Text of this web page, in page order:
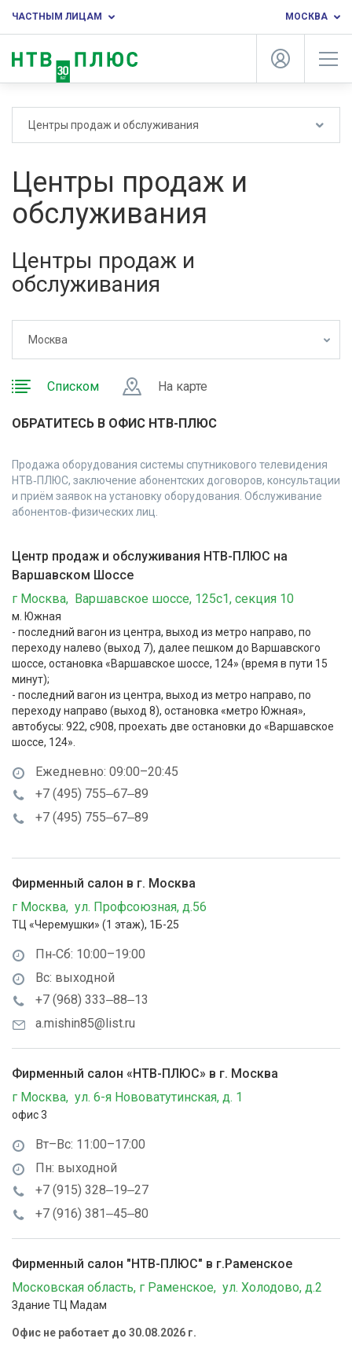
ЧАСТНЫМ ЛИЦАМ МОСКВА
Центры продаж и обслуживания
Центры продаж и
обслуживания
Центры продаж и
обслуживания
Москва
Списком На карте
ОБРАТИТЕСЬ В ОФИС НТВ-ПЛЮС
Продажа оборудования системы спутникового телевидения
НТВ‑ПЛЮС, заключение абонентских договоров, консультации
и приём заявок на установку оборудования. Обслуживание
абонентов‑физических лиц.
Центр продаж и обслуживания НТВ-ПЛЮС на
Варшавском Шоссе
г Москва, Варшавское шоссе, 125с1, секция 10
м. Южная
- последний вагон из центра, выход из метро направо, по
переходу налево (выход 7), далее пешком до Варшавского
шоссе, остановка «Варшавское шоссе, 124» (время в пути 15
минут);
- последний вагон из центра, выход из метро направо, по
переходу направо (выход 8), остановка «метро Южная»,
автобусы: 922, с908, проехать две остановки до «Варшавское
шоссе, 124».
Ежедневно: 09:00–20:45
+7 (495) 755‒67‒89
+7 (495) 755‒67‒89
Фирменный салон в г. Москва
г Москва, ул. Профсоюзная, д.56
ТЦ «Черемушки» (1 этаж), 1Б-25
Пн‑Сб: 10:00–19:00
Вс: выходной
+7 (968) 333‒88‒13
a.mishin85@list.ru
Фирменный салон «НТВ-ПЛЮС» в г. Москва
г Москва, ул. 6-я Нововатутинская, д. 1
офис 3
Вт–Вс: 11:00–17:00
Пн: выходной
+7 (915) 328‒19‒27
+7 (916) 381‒45‒80
Фирменный салон "НТВ-ПЛЮС" в г.Раменское
Московская область, г Раменское, ул. Холодово, д.2
Здание ТЦ Мадам
Офис не работает до 30.08.2026 г.